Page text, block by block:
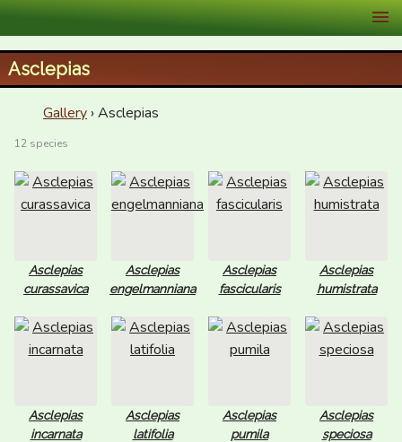
XID Services
Asclepias
Gallery › Asclepias
12 species
Asclepias
curassavica
Asclepias
engelmanniana
Asclepias
fascicularis
Asclepias
humistrata
Asclepias
incarnata
Asclepias
latifolia
Asclepias
pumila
Asclepias
speciosa